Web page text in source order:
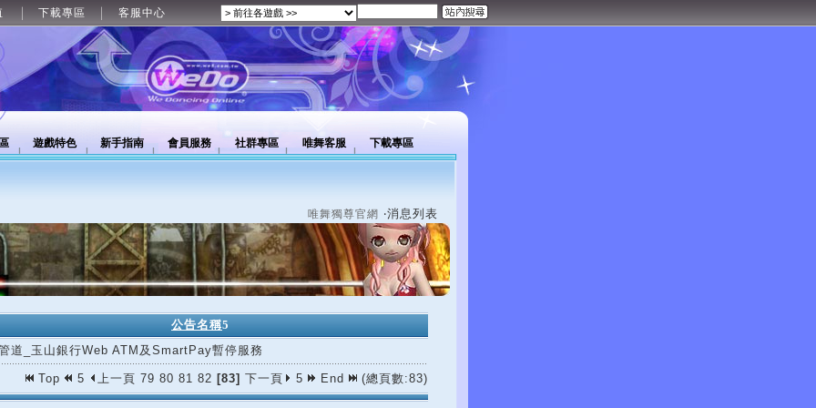
下載專區 客服中心
遊戲特色 新手指南 會員服務 社群專區 唯舞客服 下載專區
唯舞獨尊官網 ‧消息列表
公告名稱5
道_玉山銀行Web ATM及SmartPay暫停服務
Top 5 上一頁 79 80 81 82 [83] 下一頁 5 End (總頁數:83)